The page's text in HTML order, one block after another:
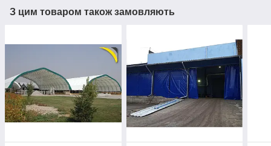
З цим товаром також замовляють